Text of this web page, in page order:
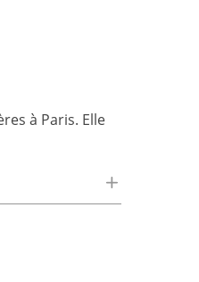
à Paris. Elle